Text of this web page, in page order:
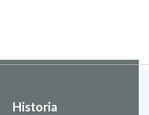
Historia